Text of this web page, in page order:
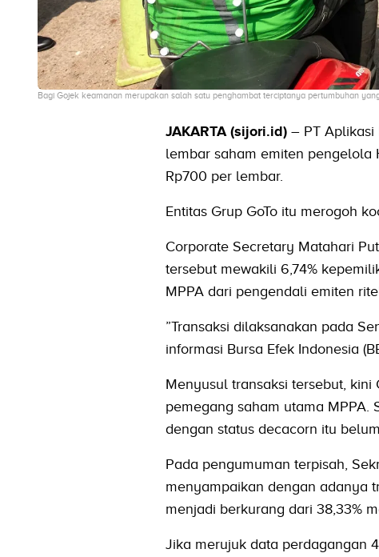
Bagi Gojek keamanan merupakan salah satu penghambat terciptanya pertumbuhan
JAKARTA (sijori.id)– PT Aplikasi
lembar saham emiten pengelola
Rp700 per lembar.
Entitas Grup GoTo itu merogoh
Corporate Secretary Matahari
tersebut mewakili 6,74%
MPPA dari pengendali emiten
”Transaksi dilaksanakan pada
informasi Bursa Efek Indonesia
Menyusul transaksi tersebut, kini
pemegang saham utama MPPA.
dengan status decacorn itu
Pada pengumuman terpisah,
menyampaikan dengan adanya
menjadi berkurang dari 38,33%
Jika merujuk data perdagangan